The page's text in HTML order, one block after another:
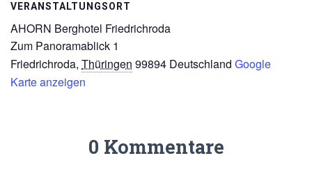
VERANSTALTUNGSORT
AHORN Berghotel Friedrichroda
Zum Panoramablick 1
Friedrichroda, Thüringen 99894 Deutschland Google
Karte anzeigen
0 Kommentare